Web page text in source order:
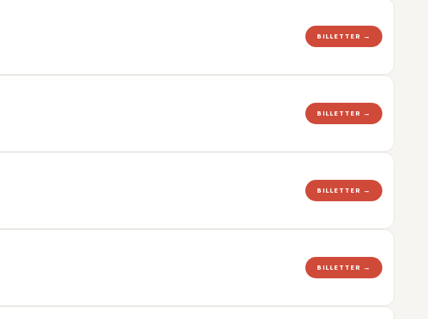
BILLETTER →
BILLETTER →
BILLETTER →
BILLETTER →